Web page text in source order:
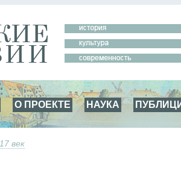
О ПРОЕКТЕ НАУКА
17 век